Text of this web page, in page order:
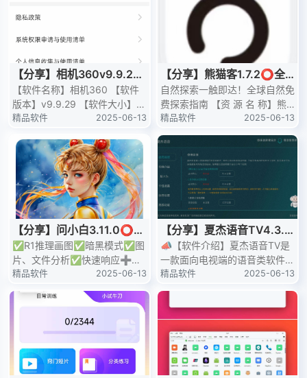
【分享】相机360v9.9.29
免费版Camera360相机
【软件名称】相机360 【软件
版本】v9.9.29 【软件大小】11
6.9M 【测试机型】真我 gtneo
精品软件 2025-06-13
【分享】熊猫客1.7.2⭕全
球科学探索指南🔥一键探索
自然之美
自然探索一触即达！全球自然免
费探索指南 【资 源 名 称】熊
猫客 【资 源 版 本】1.7.2 【资
源 大 小】57
精品软件 2025-06-13
【分享】问小白3.11.0⭕D
eepseek满血无限制🔥最新
✅R1推理画图✅暗黑模式✅图
片、文件分析✅快速响应➕深
度思考 【资 源 名 称】问小白
【资 源 版 本】3.11.0
精品软件 2025-06-13
【分享】夏杰语音TV4.3.
4.9🔥电视智能AI、一键语
音操控
📣【软件介绍】夏杰语音TV是
一款面向电视端的语音类软件。
它可实现语音交互功能，比如通
过语音指令搜索影视节目、查询
精品软件 2025-06-13